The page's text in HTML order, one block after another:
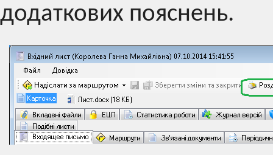
додаткових пояснень.